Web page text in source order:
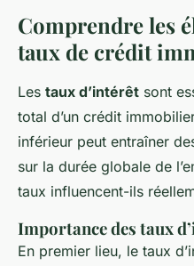
Comparer les
immobilier:
Lucie•24 avril 2025• 4 min
Comprendre les
taux de crédit
Les taux d’intérêt sont
total d’un crédit
inférieur peut entraîner
sur la durée globale de
taux influencent-ils
Importance des taux
En premier lieu, le taux